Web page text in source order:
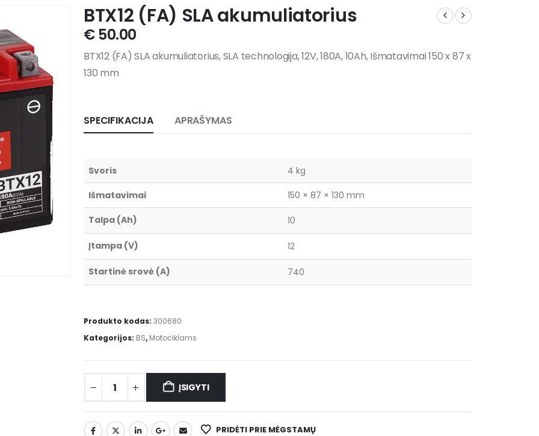
BTX12 (FA) SLA akumuliatorius
€50.00
BTX12 (FA) SLA akumuliatorius, SLA technologija, 12V, 180A, 10Ah, Išmatavimai 150 x 87 x
130 mm
SPECIFIKACIJA APRAŠYMAS
Svoris 4 kg
Išmatavimai 150 × 87 × 130 mm
Talpa (Ah) 10
Įtampa (V) 12
Startinė srovė (A) 740
Produkto kodas: 300680
Kategorijos: BS, Motociklams
ĮSIGYTI
PRIDĖTI PRIE MĖGSTAMŲ